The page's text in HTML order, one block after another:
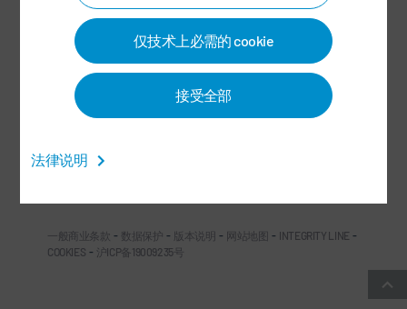
仅技术上必需的 cookie
接受全部
法律说明
杜尔中国微信公众号
社交媒体
一般商业条款 - 数据保护 - 版本说明 - 网站地图 - INTEGRITY LINE -
COOKIES - 沪ICP备19009235号